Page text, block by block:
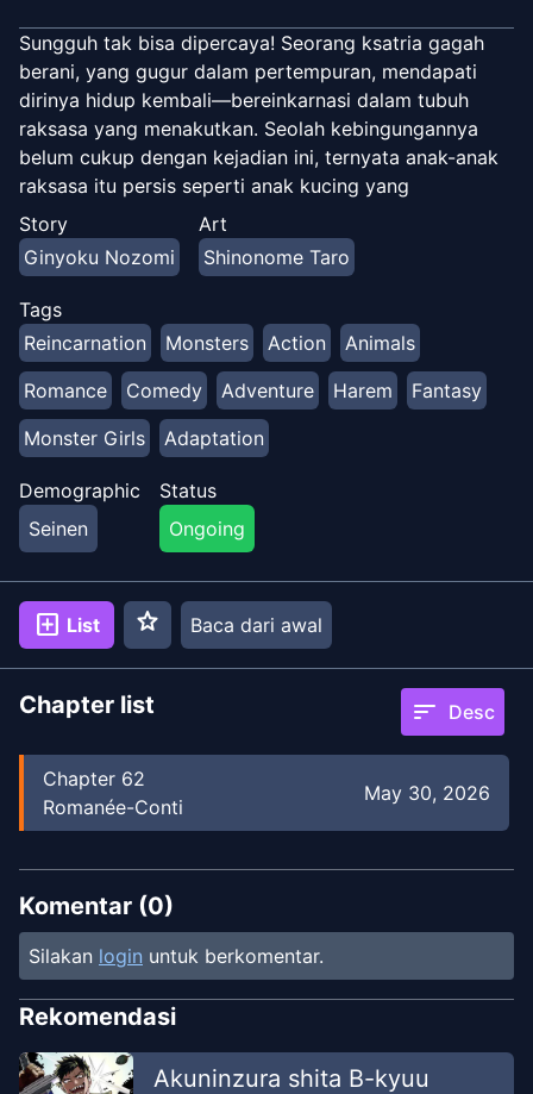
Sungguh tak bisa dipercaya! Seorang ksatria gagah
berani, yang gugur dalam pertempuran, mendapati
dirinya hidup kembali—bereinkarnasi dalam tubuh
raksasa yang menakutkan. Seolah kebingungannya
belum cukup dengan kejadian ini, ternyata anak-anak
raksasa itu persis seperti anak kucing yang
menggemaskan?! Meskipun seluruh dunia melihatnya
sebagai makhluk yang lembut dan menggemaskan, ia
memiliki kehormatan seorang prajurit mulia dan
kekuatan monster peringkat S yang tak terkalahkan,
yang keduanya akan diuji saat ia berjuang untuk
melindungi peri cantik yang telah menjadikannya
hewan peliharaannya! (Sumber: Yen Press)
Story
Ginyoku Nozomi
Art
Shinonome Taro
Tags
Reincarnation
Monsters Action
Animals
Romance
Comedy Adventure Harem
Fantasy
Monster Girls
Adaptation
Demographic
Seinen
Status
Ongoing
add_box List star Baca dari awal
Chapter list sort Desc
Chapter 62
Romanée-Conti
May 30, 2026
Komentar (0)
Silakan login untuk berkomentar.
Rekomendasi
Akuninzura shita B-kyuu